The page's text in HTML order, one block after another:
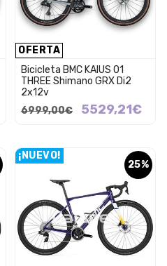
OFERTA
Bicicleta BMC KAIUS 01
THREE Shimano GRX Di2
2x12v
6999,00€
5529,21€
25%
¡NUEVO!